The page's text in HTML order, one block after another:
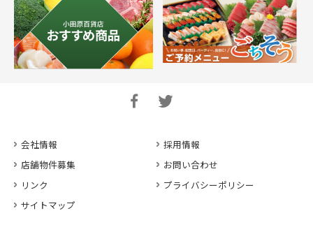
会社情報
採用情報
店舗物件募集
お問い合わせ
リンク
プライバシーポリシー
サイトマップ